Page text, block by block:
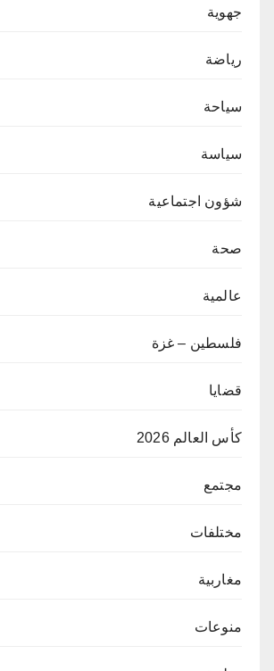
جهوية
رياضة
سياحة
سياسة
شؤون اجتماعية
صحة
عالمية
فلسطين – غزة
قضايا
كأس العالم 2026
مجتمع
مختلفات
مغاربية
منوعات